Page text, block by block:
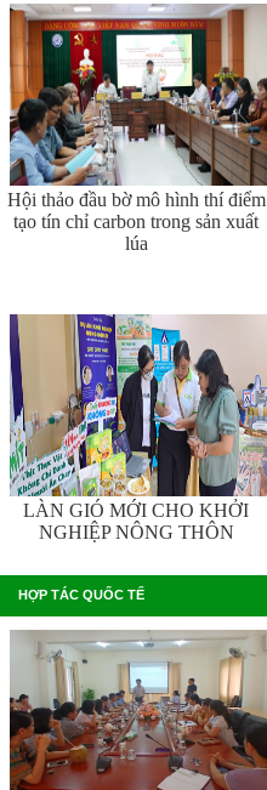
Hội thảo đầu bờ mô hình thí điểm
tạo tín chỉ carbon trong sản xuất
lúa
LÀN GIÓ MỚI CHO KHỞI
NGHIỆP NÔNG THÔN
HỢP TÁC QUỐC TẾ